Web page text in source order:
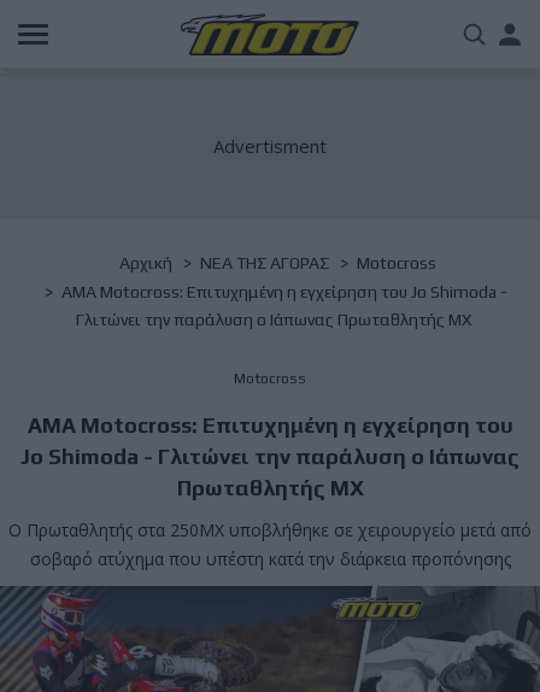
Παράκαμψη
προς
Breadcrumb
Αρχική NΕΑ ΤΗΣ ΑΓΟΡΑΣ
Motocross
AMA Motocross: Επιτυχημένη η εγχείρηση του Jo Shimoda -
Γλιτώνει την παράλυση ο Ιάπωνας Πρωταθλητής MX
Motocross
AMA Motocross: Επιτυχημένη η εγχείρηση του
Jo Shimoda - Γλιτώνει την παράλυση ο Ιάπωνας
Πρωταθλητής MX
Ο Πρωταθλητής στα 250MX υποβλήθηκε σε χειρουργείο μετά από
σοβαρό ατύχημα που υπέστη κατά την διάρκεια προπόνησης